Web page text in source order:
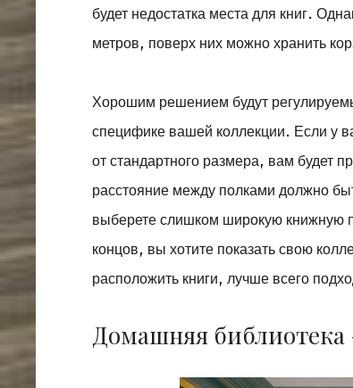
будет недостатка места для книг.
метров, поверх них можно хранить
Хорошим решением будут
специфике вашей коллекции. Если у
от стандартного размера, вам будет
расстояние между полками должно
выберете слишком широкую книжную
концов, вы хотите показать свою
расположить книги, лучше всего
Домашняя библиотека